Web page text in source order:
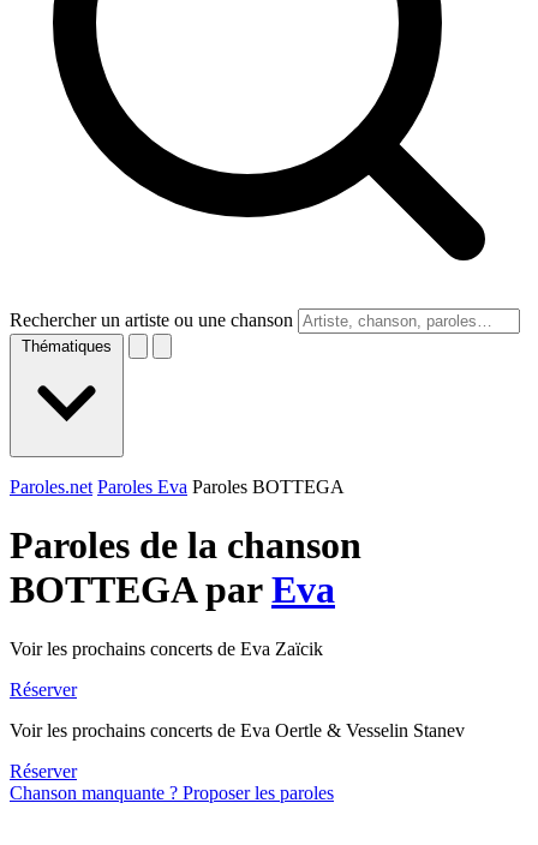
Rechercher un artiste ou une chanson
Thématiques
Paroles.net Paroles Eva Paroles BOTTEGA
Paroles de la chanson
BOTTEGA parEva
Voir les prochains concerts de Eva Zaïcik
Réserver
Voir les prochains concerts de Eva Oertle & Vesselin Stanev
Réserver
Chanson manquante ? Proposer les paroles